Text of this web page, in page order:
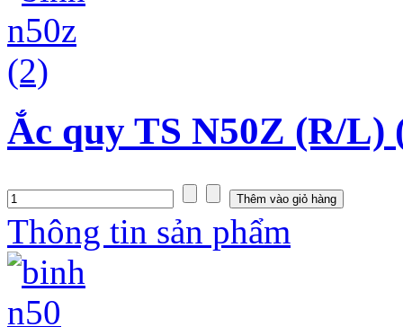
Ắc quy TS N50Z (R/L)
Thông tin sản phẩm